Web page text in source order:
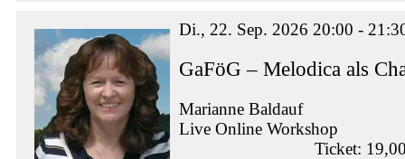
Di., 22. Sep. 2026 20:00 -
GaFöG – Melodica als
Marianne Baldauf
Live Online Workshop
Ticket: